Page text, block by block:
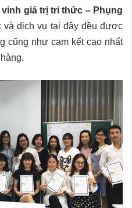
vinh giá trị tri thức – Phụng
và dịch vụ tại đây đều được
cũng như cam kết cao nhất